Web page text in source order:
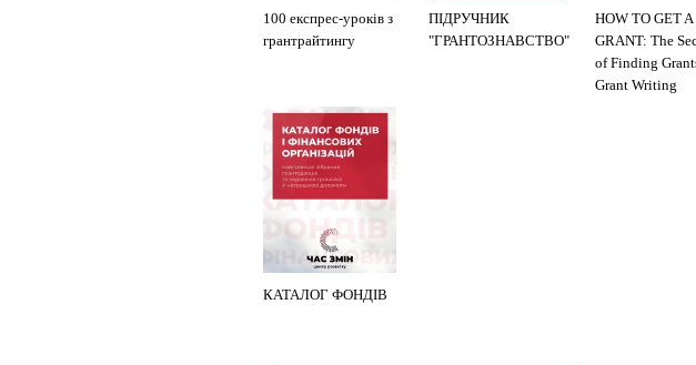
100 експрес-уроків з
грантрайтингу
ПІДРУЧНИК
"ГРАНТОЗНАВСТВО"
HOW TO GET A
GRANT: The
of Finding
Grant Writing
КАТАЛОГ ФОНДІВ